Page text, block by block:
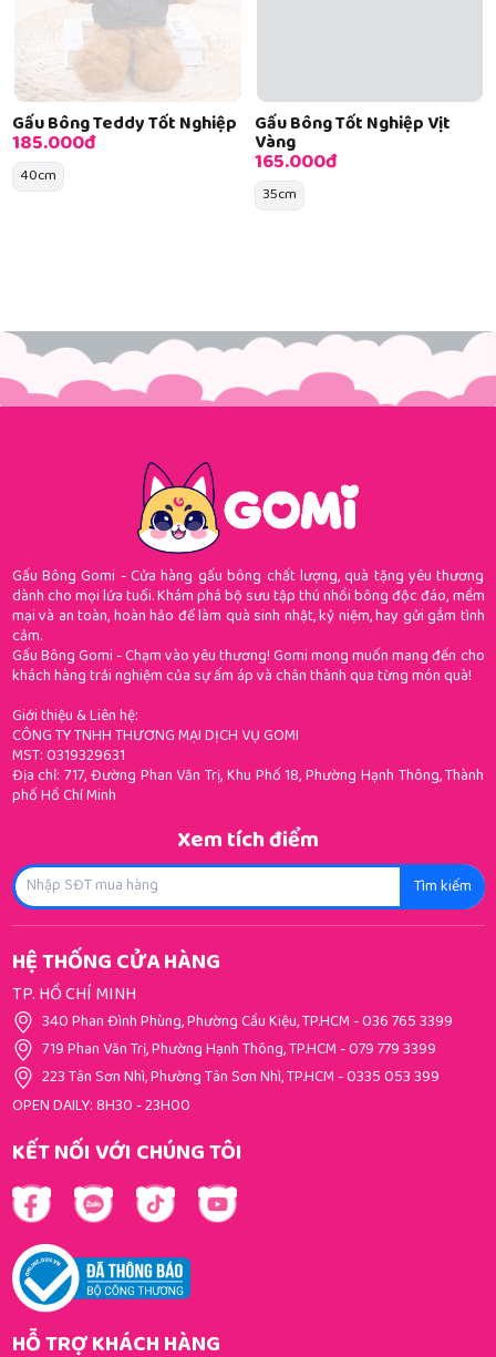
Gấu Bông Teddy Tốt Nghiệp
185.000đ
40cm
Gấu Bông Tốt Nghiệp Vịt
Vàng
165.000đ
35cm
Gấu Bông Gomi - Cửa hàng gấu bông chất lượng, quà tặng yêu thương
dành cho mọi lứa tuổi. Khám phá bộ sưu tập thú nhồi bông độc đáo, mềm
mại và an toàn, hoàn hảo để làm quà sinh nhật, kỷ niệm, hay gửi gắm tình
cảm.
Gấu Bông Gomi - Chạm vào yêu thương! Gomi mong muốn mang đến cho
khách hàng trải nghiệm của sự ấm áp và chân thành qua từng món quà!
Giới thiệu & Liên hệ:
CÔNG TY TNHH THƯƠNG MẠI DỊCH VỤ GOMI
MST: 0319329631
Địa chỉ: 717, Đường Phan Văn Trị, Khu Phố 18, Phường Hạnh Thông, Thành
phố Hồ Chí Minh
Xem tích điểm
Tìm kiếm
HỆ THỐNG CỬA HÀNG
TP. HỒ CHÍ MINH
340 Phan Đình Phùng, Phường Cầu Kiệu, TP.HCM-036 765 3399
719 Phan Văn Trị, Phường Hạnh Thông, TP.HCM-079 779 3399
223 Tân Sơn Nhì, Phường Tân Sơn Nhì, TP.HCM-0335 053 399
OPEN DAILY: 8H30 - 23H00
KẾT NỐI VỚI CHÚNG TÔI
HỖ TRỢ KHÁCH HÀNG